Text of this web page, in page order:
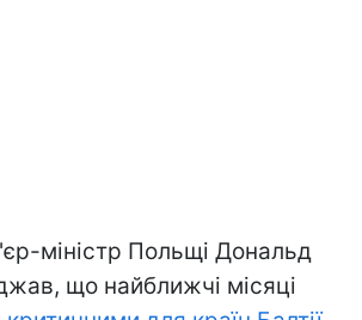
міністр Польщі Дональд
що найближчі місяці